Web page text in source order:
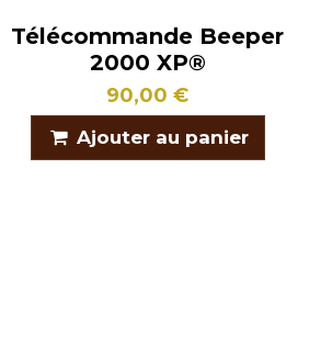
Télécommande Beeper
2000 XP®
90,00 €
Ajouter au panier